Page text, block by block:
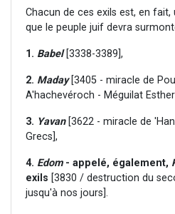
Chacun de ces exils est, en
que le peuple juif devra
1. Babel[3338-3389],
2. Maday[3405 - miracle de
A'hachevéroch - Méguilat
3. Yavan[3622 - miracle de
Grecs],
4. Edom- appelé, également,
exils [3830 / destruction du
jusqu'à nos jours].